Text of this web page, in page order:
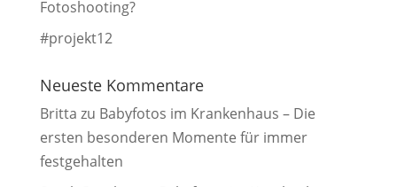
Fotoshooting?
#projekt12
Neueste Kommentare
Britta zu Babyfotos im Krankenhaus – Die
ersten besonderen Momente für immer
festgehalten